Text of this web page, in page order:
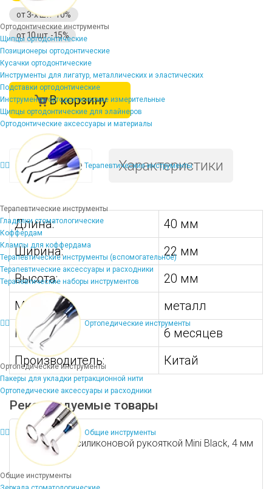
Ортодонтические инструменты
Щипцы ортодонтические
Позиционеры ортодонтические
Кусачки ортодонтические
Инструменты для лигатур, металлических и эластических
Подставки ортодонтические
Инструменты ортодонтические измерительные
Щипцы ортодонтические для элайнеров
Ортодонтические аксессуары и материалы
Терапевтические инструменты
Терапевтические инструменты
Гладилки стоматологические
Коффердам
Клампы для коффердама
Терапевтические инструменты (вспомогательное)
Терапевтические аксессуары и расходники
Терапевтические наборы инструментов
Ортопедические инструменты
Ортопедические инструменты
Пакеры для укладки ретракционной нити
Ортопедические аксессуары и расходники
Общие инструменты
Общие инструменты
от 3-х шт. -10%
от 10 шт. -15%
В корзину
Описание Характеристики
Длина:
40 мм
Ширина:
22 мм
Высота:
20 мм
Материал:
металл
Гарантия:
6 месяцев
Производитель:
Китай
Рекомендуемые товары
Люксатор с силиконовой рукояткой Mini Black, 4 мм